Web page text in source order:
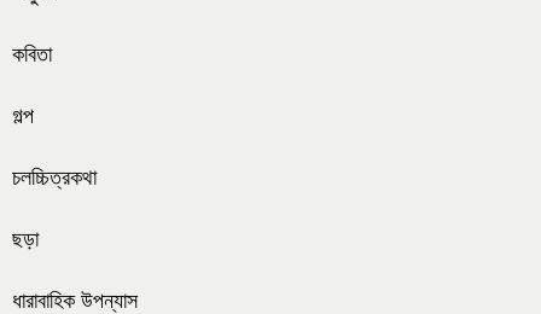
কবিতা
গল্প
চলচ্চিত্রকথা
ছড়া
ধারাবাহিক উপন্যাস